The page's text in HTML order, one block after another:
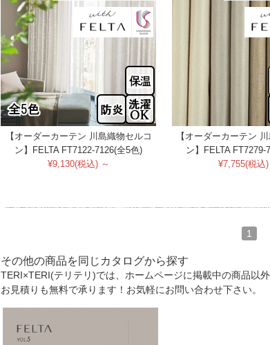
【オーダーカーテン 川島織物セルコ
ン】FELTA FT7122-7126(全5色)
¥9,130(税込) ～
【オーダーカーテン
ン】FELTA FT7279-
¥7,755(税込)
1
その他の商品を同じカタログから探す
TERI×TERI(テリテリ)では、ホームページに掲載中の商品以
お見積りも無料で承ります！お気軽にお問い合わせ下さい。